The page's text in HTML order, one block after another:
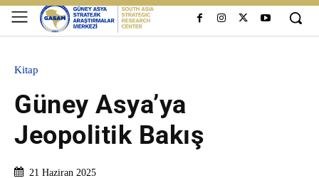
Kitap
Güney Asya’ya
Jeopolitik Bakış
21 Haziran 2025